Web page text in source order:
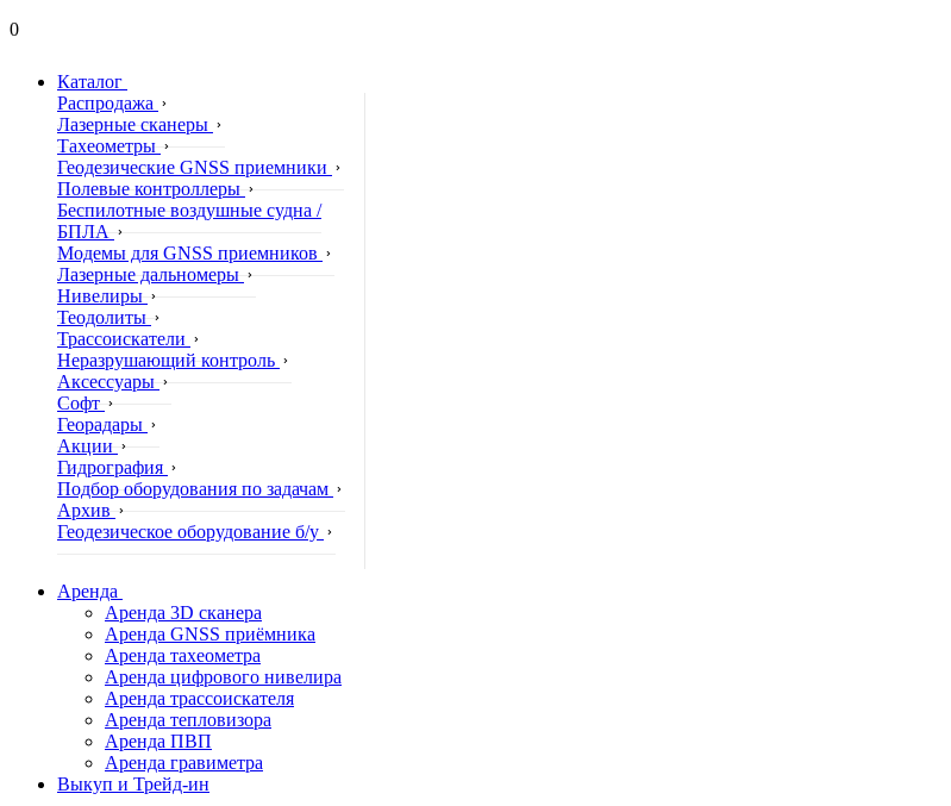
0
Каталог
Распродажа
Лазерные сканеры
Тахеометры
Геодезические GNSS приемники
Полевые контроллеры
Беспилотные воздушные судна /
БПЛА
Модемы для GNSS приемников
Лазерные дальномеры
Нивелиры
Теодолиты
Трассоискатели
Неразрушающий контроль
Аксессуары
Софт
Георадары
Акции
Гидрография
Подбор оборудования по задачам
Архив
Геодезическое оборудование б/у
Аренда
Аренда 3D сканера
Аренда GNSS приёмника
Аренда тахеометра
Аренда цифрового нивелира
Аренда трассоискателя
Аренда тепловизора
Аренда ПВП
Аренда гравиметра
Выкуп и Трейд-ин